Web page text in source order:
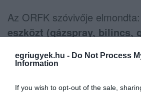
egriugyek.hu - Do Not Process
Information
If you wish to opt-out of the sale,
Az ORFK szóvivője elmondta:
eszközt (gázspray, bilincs,
idáig (nem egészen öt
nem kellett alkalmaznia